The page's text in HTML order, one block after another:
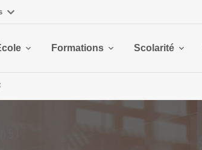
Formations Scolarité